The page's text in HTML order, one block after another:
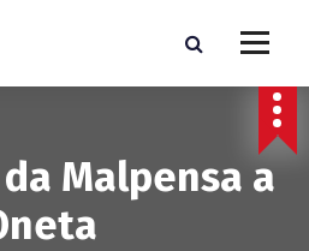
Malpensa a